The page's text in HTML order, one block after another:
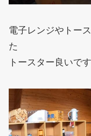
電子レンジやトー
た
トースター良いで